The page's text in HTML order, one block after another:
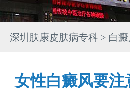
深圳肤康皮肤病专科 > 白癜
女性白癜风要